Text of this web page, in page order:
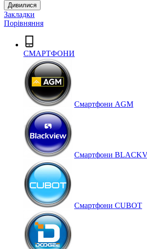
Дивилися
Закладки
Порівняння
СМАРТФОНИ
Cмартфони AGM
Смартфони
Смартфони CUBOT